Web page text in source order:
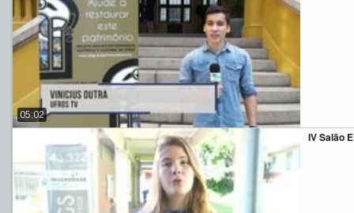
05:02
IV Salão